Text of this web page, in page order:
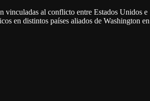
vinculadas al conflicto entre Estados Unidos e
en distintos países aliados de Washington en